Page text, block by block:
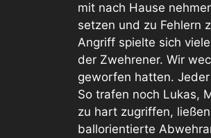
mit nach Hause
setzen und zu Fehlern
Angriff spielte sich
der Zwehrener. Wir
geworfen hatten.
So trafen noch Lukas,
zu hart zugriffen,
ballorientierte